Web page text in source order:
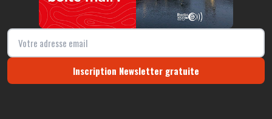
Inscription Newsletter gratuite